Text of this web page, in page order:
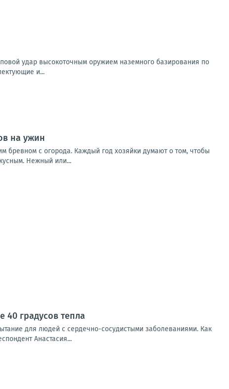
удар высокоточным оружием наземного базирования по
и...
на ужин
бревном с огорода. Каждый год хозяйки думают о том, чтобы
Нежный или...
40 градусов тепла
для людей с сердечно-сосудистыми заболеваниями. Как
Анастасия...